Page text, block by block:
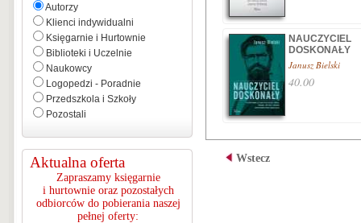
Autorzy
Klienci indywidualni
Księgarnie i Hurtownie
Biblioteki i Uczelnie
Naukowcy
Logopedzi - Poradnie
Przedszkola i Szkoły
Pozostali
Aktualna oferta
Zapraszamy księgarnie
i hurtownie oraz pozostałych
odbiorców do pobierania naszej
pełnej oferty:
NAUCZYCIEL
DOSKONAŁY
Janusz Bielski
40.00
Wstecz